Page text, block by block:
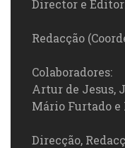
Director e
Redacção
Colaboradores:
Artur de Jesus,
Mário Furtado
Direcção,